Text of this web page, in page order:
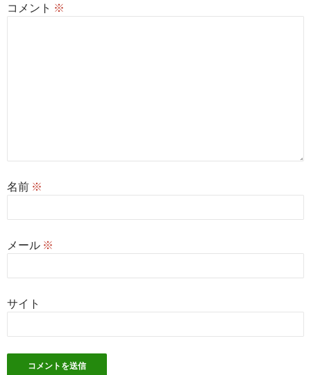
コメント ※
名前 ※
メール ※
サイト